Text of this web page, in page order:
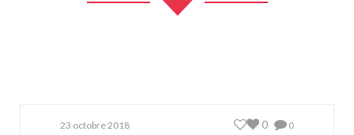
23 octobre 2018 0
0